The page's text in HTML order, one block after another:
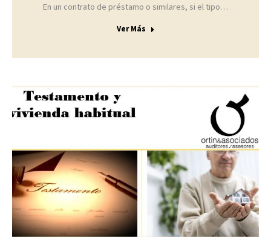
En un contrato de préstamo o similares, si el tipo…
Ver Más